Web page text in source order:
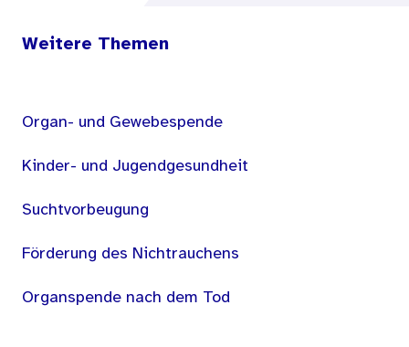
Weitere Themen
Organ- und Gewebespende
Kinder- und Jugendgesundheit
Suchtvorbeugung
Förderung des Nichtrauchens
Organspende nach dem Tod